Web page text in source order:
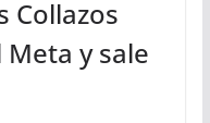
Collazos
y sale